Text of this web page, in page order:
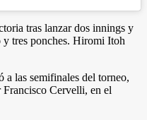
tras lanzar dos innings y
tres ponches. Hiromi Itoh
a las semifinales del torneo,
Cervelli, en el